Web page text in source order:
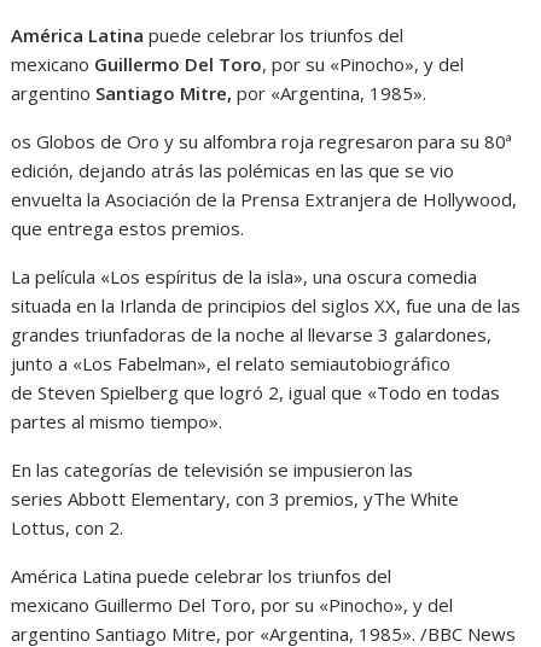
América Latinapuede celebrar los triunfos del
mexicano Guillermo Del Toro, por su «Pinocho», y del
argentino Santiago Mitre, por «Argentina, 1985».
os Globos de Oro y su alfombra roja regresaron para su 80ª
edición, dejando atrás las polémicas en las que se vio
envuelta la Asociación de la Prensa Extranjera de Hollywood,
que entrega estos premios.
La película «Los espíritus de la isla», una oscura comedia
situada en la Irlanda de principios del siglos XX, fue una de las
grandes triunfadoras de la noche al llevarse 3 galardones,
junto a «Los Fabelman», el relato semiautobiográfico
de Steven Spielberg que logró 2, igual que «Todo en todas
partes al mismo tiempo».
En las categorías de televisión se impusieron las
series Abbott Elementary, con 3 premios, yThe White
Lottus, con 2.
América Latina puede celebrar los triunfos del
mexicano Guillermo Del Toro, por su «Pinocho», y del
argentino Santiago Mitre, por «Argentina, 1985». /BBC News